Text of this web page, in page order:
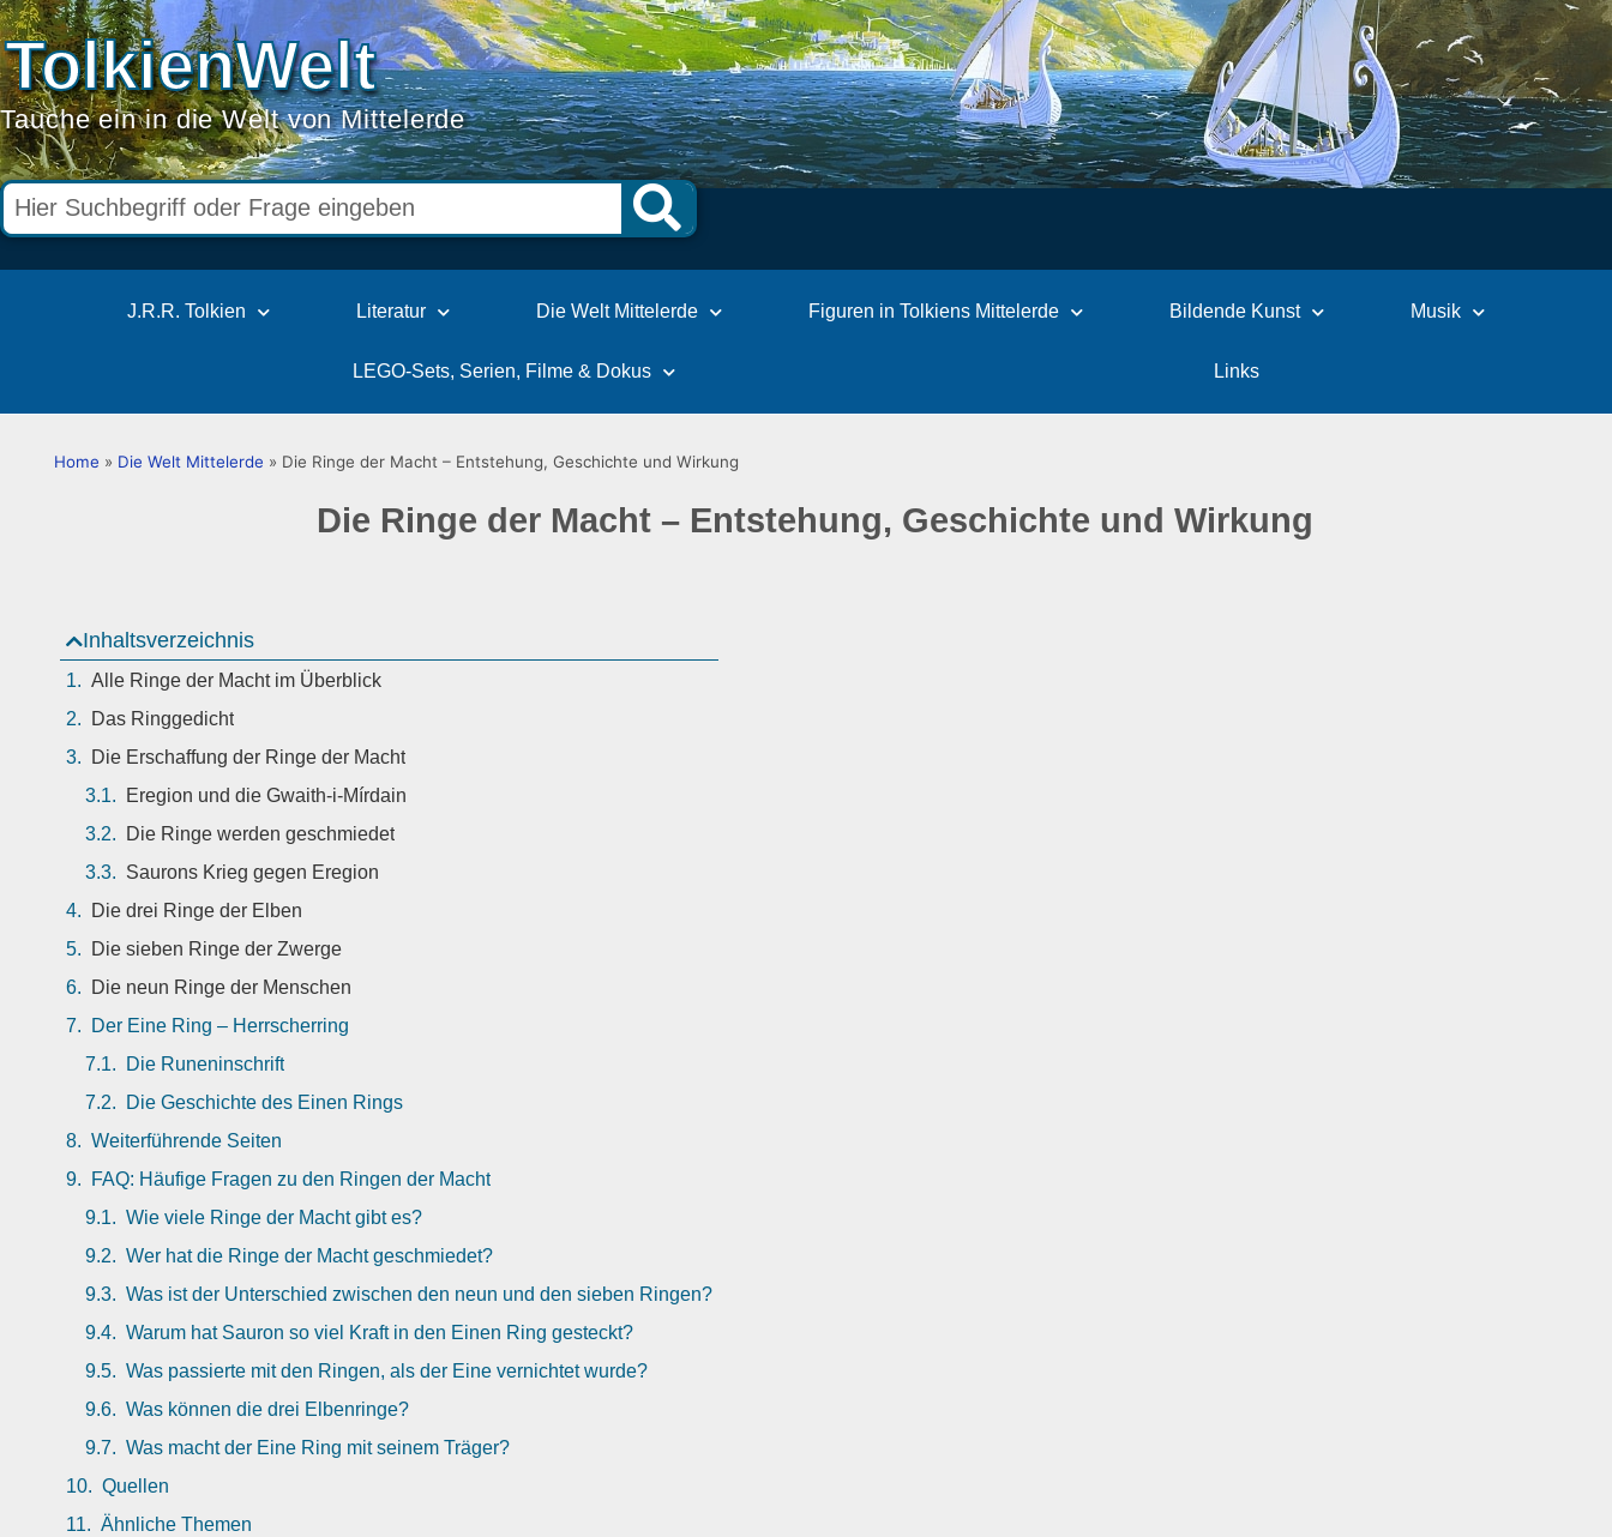
TolkienWelt
Tauche ein in die Welt von Mittelerde
J.R.R. Tolkien Literatur Die Welt Mittelerde Figuren in Tolkiens Mittelerde Bildende Kunst Musik
LEGO-Sets, Serien, Filme & Dokus Links
Home » Die Welt Mittelerde » Die Ringe der Macht – Entstehung, Geschichte und Wirkung
Die Ringe der Macht – Entstehung, Geschichte und Wirkung
Inhaltsverzeichnis
Alle Ringe der Macht im Überblick
Das Ringgedicht
Die Erschaffung der Ringe der Macht
Eregion und die Gwaith-i-Mírdain
Die Ringe werden geschmiedet
Saurons Krieg gegen Eregion
Die drei Ringe der Elben
Die sieben Ringe der Zwerge
Die neun Ringe der Menschen
Der Eine Ring – Herrscherring
Die Runeninschrift
Die Geschichte des Einen Rings
Weiterführende Seiten
FAQ: Häufige Fragen zu den Ringen der Macht
Wie viele Ringe der Macht gibt es?
Wer hat die Ringe der Macht geschmiedet?
Was ist der Unterschied zwischen den neun und den sieben Ringen?
Warum hat Sauron so viel Kraft in den Einen Ring gesteckt?
Was passierte mit den Ringen, als der Eine vernichtet wurde?
Was können die drei Elbenringe?
Was macht der Eine Ring mit seinem Träger?
Quellen
Ähnliche Themen